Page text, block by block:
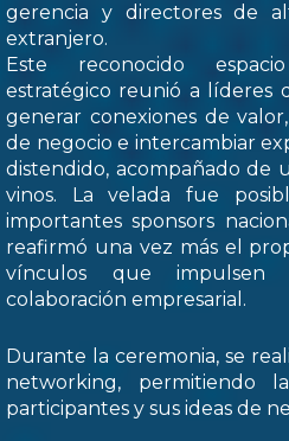
gerencia y directores de
extranjero.
Este reconocido
estratégico reunió a líderes
generar conexiones de
de negocio e intercambiar
distendido, acompañado de
vinos. La velada fue
importantes sponsors
reafirmó una vez más el
vínculos que
colaboración empresarial.
Durante la ceremonia, se
networking, permitiendo
participantes y sus ideas de